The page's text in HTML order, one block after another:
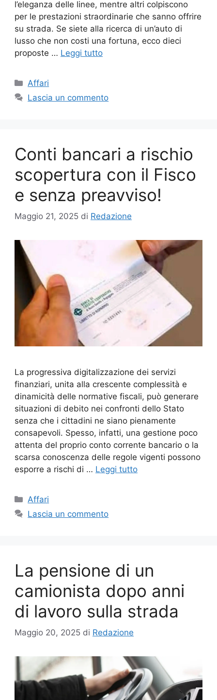
l’eleganza delle linee, mentre altri colpiscono
per le prestazioni straordinarie che sanno offrire
su strada. Se siete alla ricerca di un’auto di
lusso che non costi una fortuna, ecco dieci
proposte … Leggi tutto
Categorie
Affari
Lascia un commento
Conti bancari a rischio
scopertura con il Fisco
e senza preavviso!
Maggio 21, 2025 di Redazione
La progressiva digitalizzazione dei servizi
finanziari, unita alla crescente complessità e
dinamicità delle normative fiscali, può generare
situazioni di debito nei confronti dello Stato
senza che i cittadini ne siano pienamente
consapevoli. Spesso, infatti, una gestione poco
attenta del proprio conto corrente bancario o la
scarsa conoscenza delle regole vigenti possono
esporre a rischi di … Leggi tutto
Categorie
Affari
Lascia un commento
La pensione di un
camionista dopo anni
di lavoro sulla strada
Maggio 20, 2025 di Redazione